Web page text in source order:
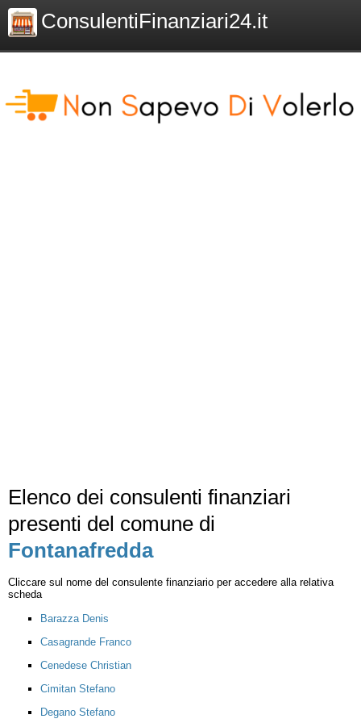
ConsulentiFinanziari24.it
Elenco dei consulenti finanziari
presenti del comune di
Fontanafredda
Cliccare sul nome del consulente finanziario per accedere alla relativa
scheda
Barazza Denis
Casagrande Franco
Cenedese Christian
Cimitan Stefano
Degano Stefano